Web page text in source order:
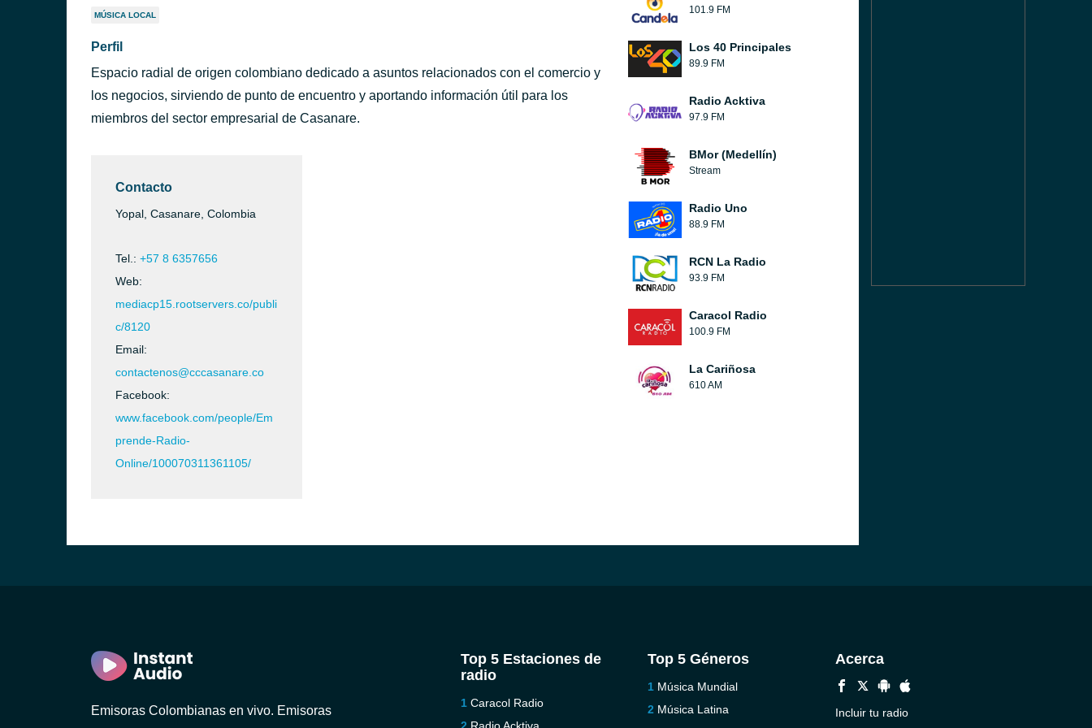
MÚSICA LOCAL
Perfil
Espacio radial de origen colombiano dedicado a asuntos relacionados con el comercio y
los negocios, sirviendo de punto de encuentro y aportando información útil para los
miembros del sector empresarial de Casanare.
Contacto
Yopal, Casanare, Colombia
Tel.: +57 8 6357656
Web:
mediacp15.rootservers.co/publi
c/8120
Email:
contactenos@cccasanare.co
Facebook:
www.facebook.com/people/Em
prende-Radio-
Online/100070311361105/
101.9 FM
Los 40 Principales
89.9 FM
Radio Acktiva
97.9 FM
BMor (Medellín)
Stream
Radio Uno
88.9 FM
RCN La Radio
93.9 FM
Caracol Radio
100.9 FM
La Cariñosa
610 AM
Emisoras Colombianas en vivo. Emisoras
Top 5 Estaciones de
radio
Caracol Radio
Top 5 Géneros
Música Mundial
Música Latina
Acerca
Incluir tu radio